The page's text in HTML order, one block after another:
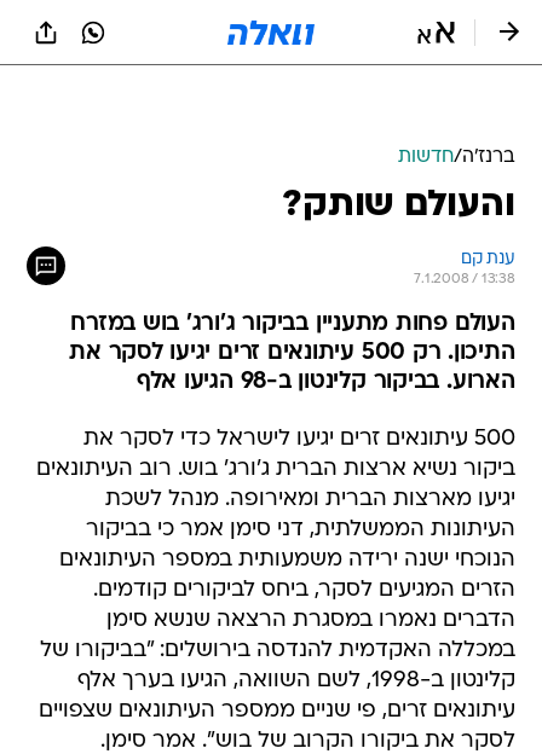
ברנז'ה/חדשות
והעולם שותק?
ענת קם
7.1.2008 / 13:38
העולם פחות מתעניין בביקור ג'ורג' בוש במזרח
התיכון. רק 500 עיתונאים זרים יגיעו לסקר את
הארוע. בביקור קלינטון ב-98 הגיעו אלף
500 עיתונאים זרים יגיעו לישראל כדי לסקר את
ביקור נשיא ארצות הברית ג'ורג' בוש. רוב העיתונאים
יגיעו מארצות הברית ומאירופה. מנהל לשכת
העיתונות הממשלתית, דני סימן אמר כי בביקור
הנוכחי ישנה ירידה משמעותית במספר העיתונאים
הזרים המגיעים לסקר, ביחס לביקורים קודמים.
הדברים נאמרו במסגרת הרצאה שנשא סימן
במכללה האקדמית להנדסה בירושלים: "בביקורו של
קלינטון ב-1998, לשם השוואה, הגיעו בערך אלף
עיתונאים זרים, פי שניים ממספר העיתונאים שצפויים
לסקר את ביקורו הקרוב של בוש". אמר סימן.